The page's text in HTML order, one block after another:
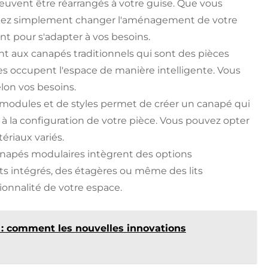
être réarrangés à votre guise. Que vous
simplement changer l'aménagement de votre
pour s'adapter à vos besoins.
aux canapés traditionnels qui sont des pièces
occupent l'espace de manière intelligente. Vous
vos besoins.
et de styles permet de créer un canapé qui
la configuration de votre pièce. Vous pouvez opter
variés.
modulaires intègrent des options
intégrés, des étagères ou même des lits
de votre espace.
comment les nouvelles innovations